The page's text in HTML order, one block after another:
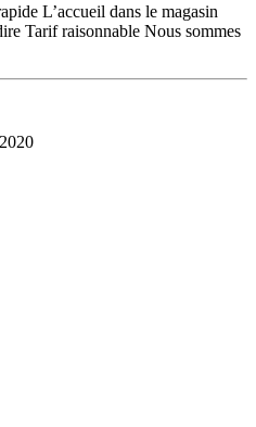
L’accueil dans le magasin
Tarif raisonnable Nous sommes